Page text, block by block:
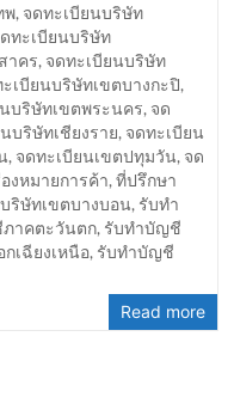
พ, จดทะเบียนบริษัท
ทะเบียนบริษัท
าคร, จดทะเบียนบริษัท
เบียนบริษัทเขตบางกะปิ,
บริษัทเขตพระนคร, จด
บริษัทเชียงราย, จดทะเบียน
, จดทะเบียนเขตปทุมวัน, จด
งหมายการค้า,ที่ปรึกษา
ริษัทเขตบางบอน, รับทำ
าคตะวันตก, รับทำบัญชี
เฉียงเหนือ, รับทำบัญชี
Read more